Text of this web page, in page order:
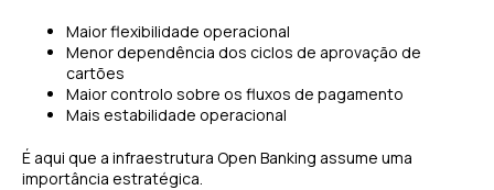
Maior flexibilidade operacional
Menor dependência dos ciclos de aprovação de
cartões
Maior controlo sobre os fluxos de pagamento
Mais estabilidade operacional
É aqui que a infraestrutura Open Banking assume uma
importância estratégica.